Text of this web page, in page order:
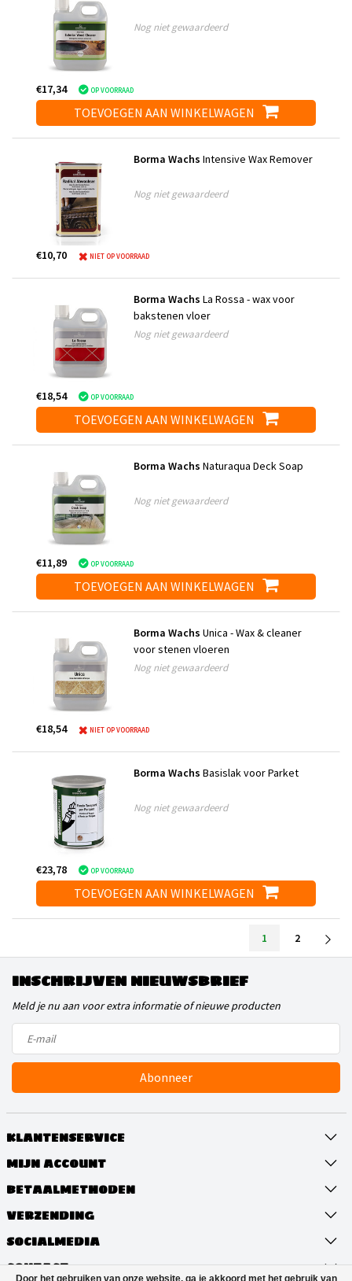
Nog niet gewaardeerd
€17,34 OP VOORRAAD
TOEVOEGEN AAN WINKELWAGEN
Borma Wachs Intensive Wax Remover
Nog niet gewaardeerd
€10,70 NIET OP VOORRAAD
Borma Wachs La Rossa - wax voor
bakstenen vloer
Nog niet gewaardeerd
€18,54 OP VOORRAAD
TOEVOEGEN AAN WINKELWAGEN
Borma Wachs Naturaqua Deck Soap
Nog niet gewaardeerd
€11,89 OP VOORRAAD
TOEVOEGEN AAN WINKELWAGEN
Borma Wachs Unica - Wax & cleaner
voor stenen vloeren
Nog niet gewaardeerd
€18,54 NIET OP VOORRAAD
Borma Wachs Basislak voor Parket
Nog niet gewaardeerd
€23,78 OP VOORRAAD
TOEVOEGEN AAN WINKELWAGEN
1 2
INSCHRIJVEN NIEUWSBRIEF
Meld je nu aan voor extra informatie of nieuwe producten
Abonneer
KLANTENSERVICE
MIJN ACCOUNT
BETAALMETHODEN
VERZENDING
SOCIALMEDIA
CONTACT
Door het gebruiken van onze website, ga je akkoord met het gebruik van